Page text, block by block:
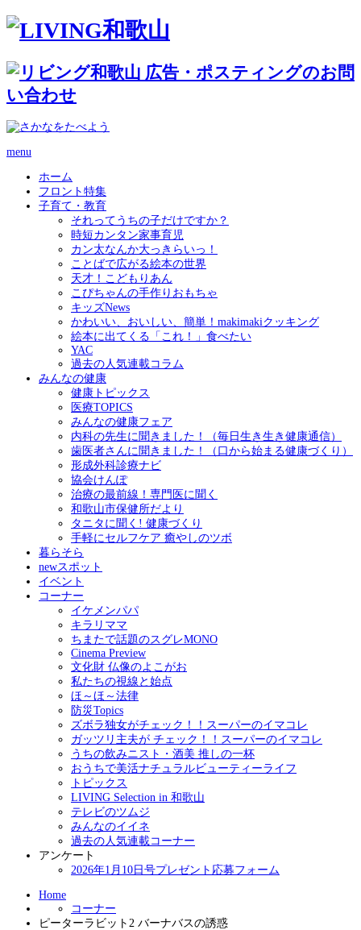
menu
ホーム
フロント特集
子育て・教育
それってうちの子だけですか？
時短カンタン家事育児
カン太なんか大っきらいっ！
ことばで広がる絵本の世界
天才！こどもりあん
こぴちゃんの手作りおもちゃ
キッズNews
かわいい、おいしい、簡単！makimakiクッキング
絵本に出てくる「これ！」食べたい
YAC
過去の人気連載コラム
みんなの健康
健康トピックス
医療TOPICS
みんなの健康フェア
内科の先生に聞きました！（毎日生き生き健康通信）
歯医者さんに聞きました！（口から始まる健康づくり）
形成外科診療ナビ
協会けんぽ
治療の最前線！専門医に聞く
和歌山市保健所だより
タニタに聞く! 健康づくり
手軽にセルフケア 癒やしのツボ
暮らそら
newスポット
イベント
コーナー
イケメンパパ
キラリママ
ちまたで話題のスグレMONO
Cinema Preview
文化財 仏像のよこがお
私たちの視線と始点
ほ～ほ～法律
防災Topics
ズボラ独女がチェック！！スーパーのイマコレ
ガッツリ主夫が チェック！！スーパーのイマコレ
うちの飲みニスト・酒美 推しの一杯
おうちで美活ナチュラルビューティーライフ
トピックス
LIVING Selection in 和歌山
テレビのツムジ
みんなのイイネ
過去の人気連載コーナー
アンケート
2026年1月10日号プレゼント応募フォーム
Home
コーナー
ピーターラビット2 バーナバスの誘惑